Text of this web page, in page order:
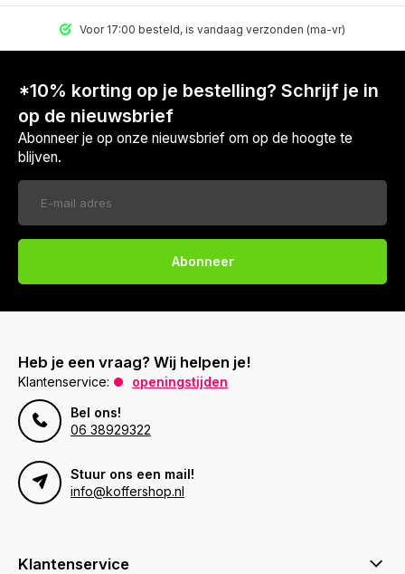
Voor 17:00 besteld, is vandaag verzonden (ma-vr)
*10% korting op je bestelling? Schrijf je in
op de nieuwsbrief
Abonneer je op onze nieuwsbrief om op de hoogte te
blijven.
Abonneer
Heb je een vraag? Wij helpen je!
Klantenservice:
openingstijden
Bel ons!
06 38929322
Stuur ons een mail!
info@koffershop.nl
Klantenservice